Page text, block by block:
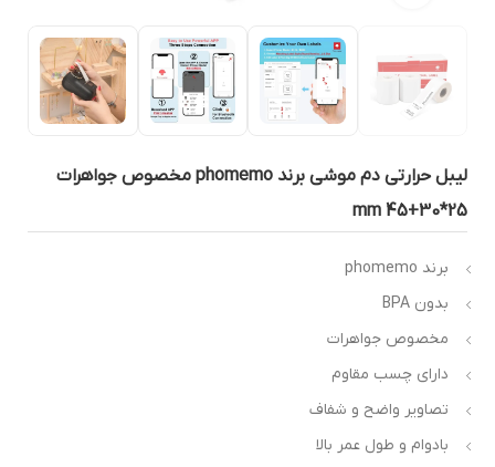
لیبل حرارتی دم موشی برند phomemo مخصوص جواهرات
برند phomemo
بدون BPA
مخصوص جواهرات
دارای چسب مقاوم
تصاویر واضح و شفاف
بادوام و طول عمر بالا